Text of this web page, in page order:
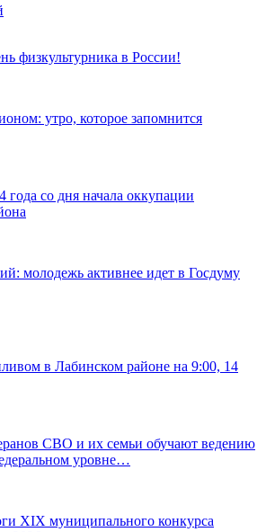
физкультурника в России!
утро, которое запомнится
года со дня начала оккупации
молодежь активнее идет в Госдуму
в Лабинском районе на 9:00, 14
СВО и их семьи обучают ведению
уровне…
XIX муниципального конкурса